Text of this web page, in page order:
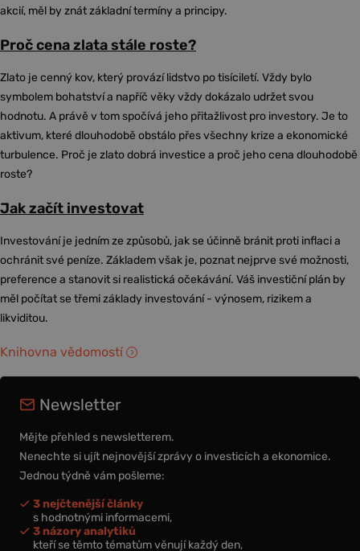
akcií, měl by znát základní termíny a principy.
Proč cena zlata stále roste?
Zlato je cenný kov, který provází lidstvo po tisíciletí. Vždy bylo
symbolem bohatství a napříč věky vždy dokázalo udržet svou
hodnotu. A právě v tom spočívá jeho přitažlivost pro investory. Je to
aktivum, které dlouhodobě obstálo přes všechny krize a ekonomické
turbulence. Proč je zlato dobrá investice a proč jeho cena dlouhodobě
roste?
Jak začít investovat
Investování je jedním ze způsobů, jak se účinně bránit proti inflaci a
ochránit své peníze. Základem však je, poznat nejprve své možnosti,
preference a stanovit si realistická očekávání. Váš investiční plán by
měl počítat se třemi základy investování - výnosem, rizikem a
likviditou.
Knihovna vědomostí
Newsletter
Mějte přehled s newsletterem.
Nenechte si ujít nejnovější zprávy o investicích a ekonomice.
Jednou týdně vám pošleme:
3 nejčtenější články
s hodnotnými informacemi,
3 názory analytiků
kteří se těmto tématům věnují každý den,